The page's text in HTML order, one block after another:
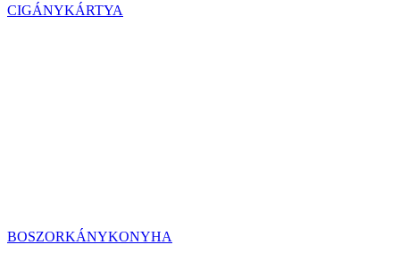
CIGÁNYKÁRTYA
BOSZORKÁNYKONYHA